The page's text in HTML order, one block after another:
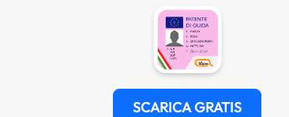
SCARICA GRATIS